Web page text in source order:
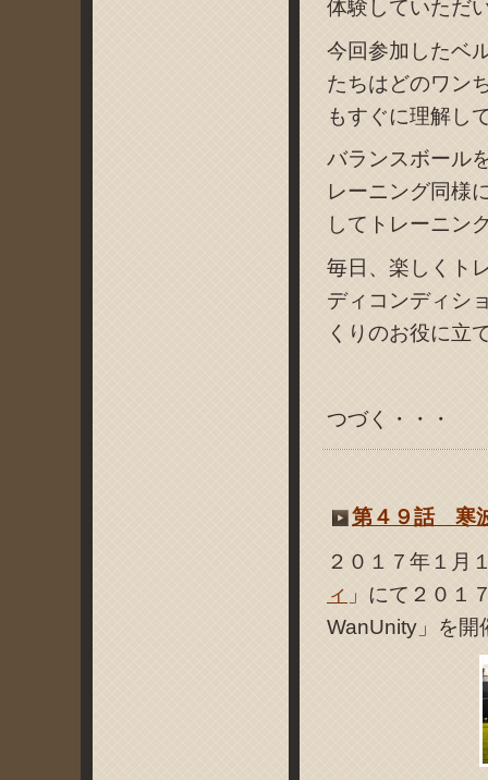
体験していただ
今回参加したベ
たちはどのワン
もすぐに理解し
バランスボール
レーニング同様
してトレーニン
毎日、楽しくト
ディコンディシ
くりのお役に立
つづく・・・
第４９話 寒
２０１７年１月
ィ 」にて２０１
WanUnity」を開